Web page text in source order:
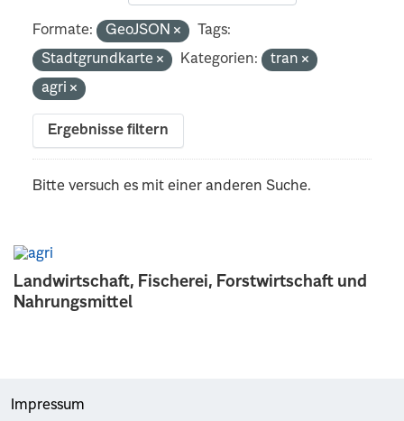
Landwirtschaft, Fischerei, Forstwirtschaft und
Nahrungsmittel
Formate: GeoJSON
Tags:
Stadtgrundkarte
Kategorien:
tran
agri
Ergebnisse filtern
Bitte versuch es mit einer anderen Suche.
Impressum